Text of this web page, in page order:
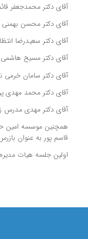
آقای دکتر محمدجعفر
آقای دکتر محسن
آقای دکتر سعیدرضا
آقای دکتر مسیح
آقای دکتر سامان خرمی
آقای دکتر محمد مهدی
آقای دکتر مهدی مدرس
همچنین موسسه امین
قاسم پور به عنوان
اولین جلسه هیات مدیره در روز